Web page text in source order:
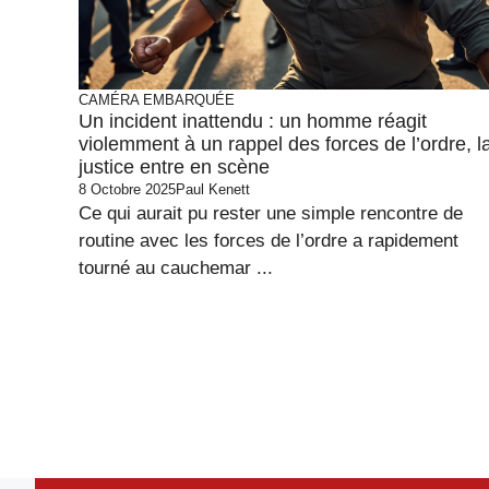
CAMÉRA EMBARQUÉE
Un incident inattendu : un homme réagit
violemment à un rappel des forces de l’ordre,
justice entre en scène
8 Octobre 2025Paul Kenett
Ce qui aurait pu rester une simple rencontre de
routine avec les forces de l’ordre a rapidement
tourné au cauchemar ...